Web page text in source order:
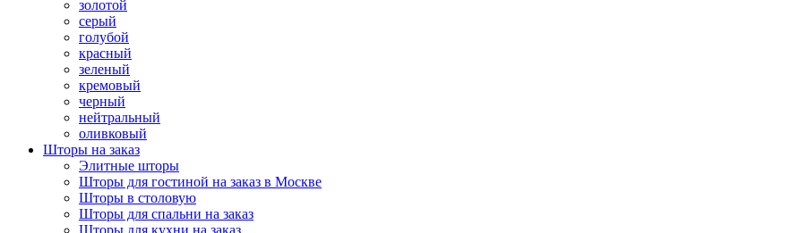
золотой
серый
голубой
красный
зеленый
кремовый
черный
нейтральный
оливковый
Шторы на заказ
Элитные шторы
Шторы для гостиной на заказ в Москве
Шторы в столовую
Шторы для спальни на заказ
Шторы для кухни на заказ